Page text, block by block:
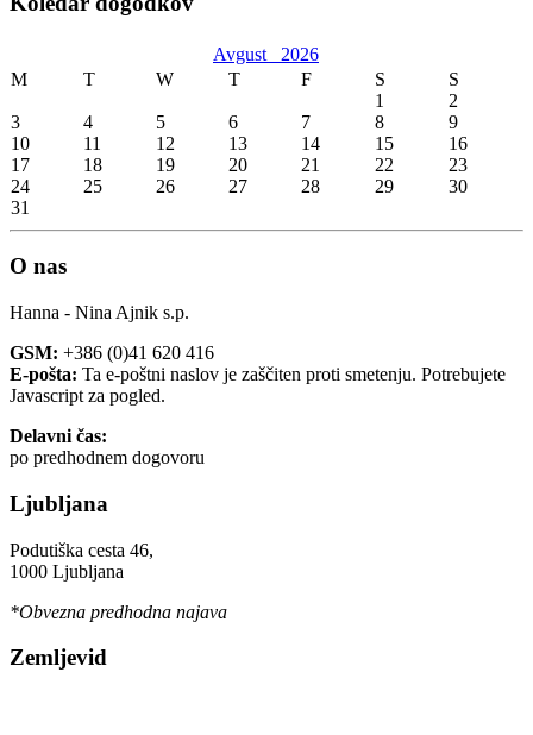
Avgust 2026
M
T W T F S
S
1
2
3
4 5 6 7 8
9
10
11 12 13 14 15
16
17
18 19 20 21 22
23
24
25 26 27 28 29
30
31
O nas
Hanna - Nina Ajnik s.p.
GSM: +386 (0)41 620 416
E-pošta: Ta e-poštni naslov je zaščiten proti smetenju. Potrebujete
Javascript za pogled.
Delavni čas:
po predhodnem dogovoru
Ljubljana
Podutiška cesta 46,
1000 Ljubljana
*Obvezna predhodna najava
Zemljevid